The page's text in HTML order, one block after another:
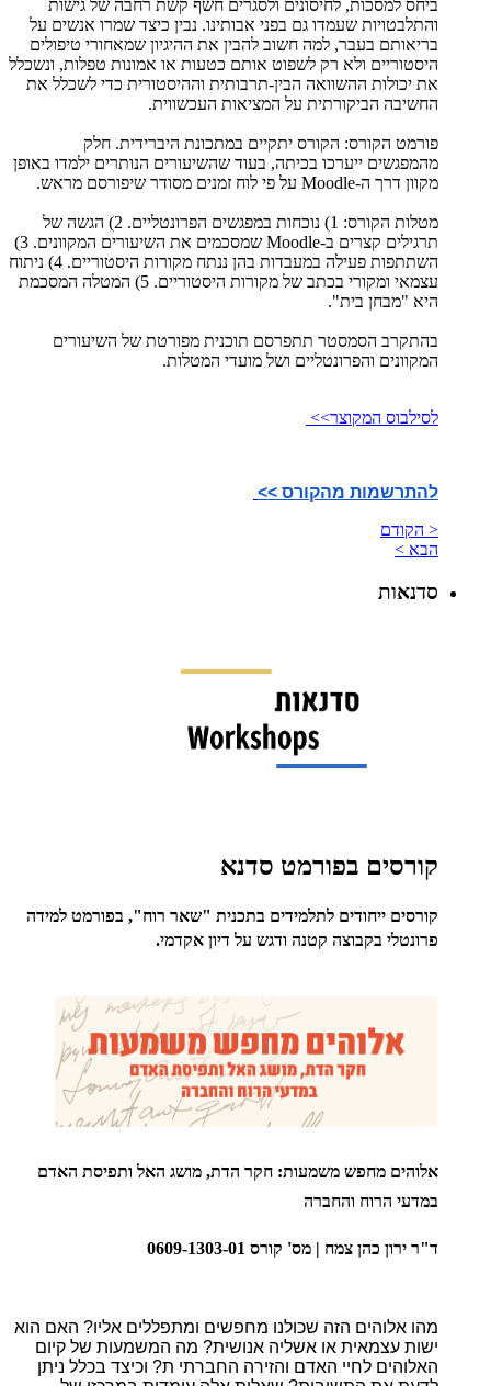
ביחס למסכות, לחיסונים ולסגרים חשף קשת רחבה של גישות
והתלבטויות שעמדו גם בפני אבותינו. נבין כיצד שמרו אנשים על
בריאותם בעבר, למה חשוב להבין את ההיגיון שמאחורי טיפולים
היסטוריים ולא רק לשפוט אותם כטעות או אמונות טפלות, ונשכלל
את יכולות ההשוואה הבין-תרבותית וההיסטורית כדי לשכלל את
החשיבה הביקורתית על המציאות העכשווית.
פורמט הקורס: הקורס יתקיים במתכונת היברידית. חלק
מהמפגשים ייערכו בכיתה, בעוד שהשיעורים הנותרים ילמדו באופן
מקוון דרך ה-Moodle על פי לוח זמנים מסודר שיפורסם מראש.
מטלות הקורס: 1) נוכחות במפגשים הפרונטליים. 2) הגשה של
תרגילים קצרים ב-Moodle שמסכמים את השיעורים המקוונים. 3)
השתתפות פעילה במעבדות בהן ננתח מקורות היסטוריים. 4) ניתוח
עצמאי ומקורי בכתב של מקורות היסטוריים. 5) המטלה המסכמת
היא "מבחן בית".
בהתקרב הסמסטר תתפרסם תוכנית מפורטת של השיעורים
המקוונים והפרונטליים ושל מועדי המטלות.
לסילבוס המקוצר>>
להתרשמות מהקורס >>
< הקודם
הבא >
סדנאות
קורסים בפורמט סדנא
קורסים ייחודים לתלמידים בתכנית "שאר רוח", בפורמט למידה
פרונטלי בקבוצה קטנה ודגש על דיון אקדמי.
אלוהים מחפש משמעות: חקר הדת, מושג האל ותפיסת האדם
במדעי הרוח והחברה
ד"ר ירון כהן צמח | מס' קורס 0609-1303-01
מהו אלוהים הזה שכולנו מחפשים ומתפללים אליו? האם הוא
ישות עצמאית או אשליה אנושית? מה המשמעות של קיום
האלוהים לחיי האדם והזירה החברתי ת? וכיצד בכלל ניתן